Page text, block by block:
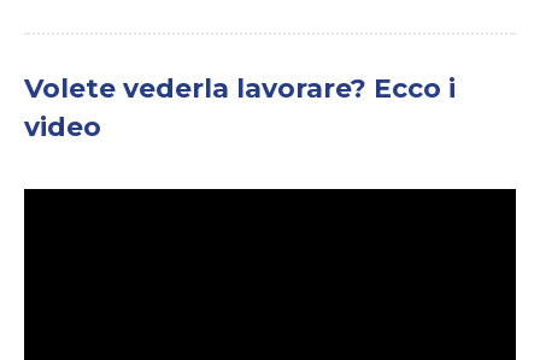
Volete vederla lavorare? Ecco i
video